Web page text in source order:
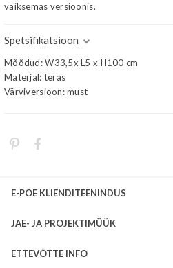
väiksemas versioonis.
Spetsifikatsioon
Mõõdud: W33,5x L5 x H100 cm
Materjal: teras
Värviversioon: must
E-POE KLIENDITEENINDUS
JAE- JA PROJEKTIMÜÜK
ETTEVÕTTE INFO